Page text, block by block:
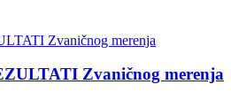
Zvaničnog merenja